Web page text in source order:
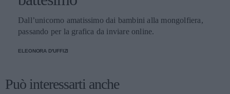
Dall’unicorno amatissimo dai bambini alla mongolfiera,
passando per la grafica da inviare online.
ELEONORA D'UFFIZI
Può interessarti anche